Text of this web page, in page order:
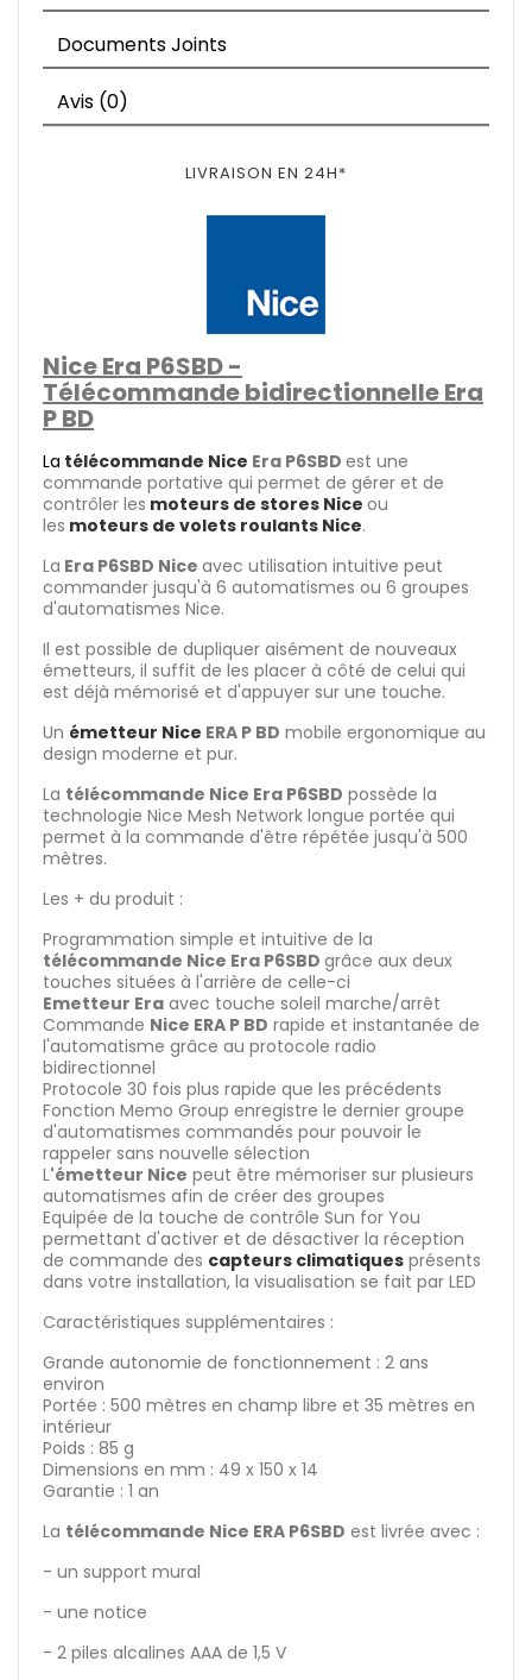
Documents Joints
Avis (0)
LIVRAISON EN 24H*
Nice Era P6SBD -
Télécommande bidirectionnelle Era
P BD
La télécommande Nice Era P6SBD est une
commande portative qui permet de gérer et de
contrôler les moteurs de stores Nice ou
les moteurs de volets roulants Nice.
La Era P6SBD Nice avec utilisation intuitive peut
commander jusqu'à 6 automatismes ou 6 groupes
d'automatismes Nice.
Il est possible de dupliquer aisément de nouveaux
émetteurs, il suffit de les placer à côté de celui qui
est déjà mémorisé et d'appuyer sur une touche.
Un émetteur Nice ERA P BD mobile ergonomique au
design moderne et pur.
La télécommande Nice Era P6SBD possède la
technologie Nice Mesh Network longue portée qui
permet à la commande d'être répétée jusqu'à 500
mètres.
Les + du produit :
Programmation simple et intuitive de la
télécommande Nice Era P6SBD grâce aux deux
touches situées à l'arrière de celle-ci
Emetteur Era avec touche soleil marche/arrêt
Commande Nice ERA P BD rapide et instantanée de
l'automatisme grâce au protocole radio
bidirectionnel
Protocole 30 fois plus rapide que les précédents
Fonction Memo Group enregistre le dernier groupe
d'automatismes commandés pour pouvoir le
rappeler sans nouvelle sélection
L'émetteur Nice peut être mémoriser sur plusieurs
automatismes afin de créer des groupes
Equipée de la touche de contrôle Sun for You
permettant d'activer et de désactiver la réception
de commande des capteurs climatiques présents
dans votre installation, la visualisation se fait par LED
Caractéristiques supplémentaires :
Grande autonomie de fonctionnement : 2 ans
environ
Portée : 500 mètres en champ libre et 35 mètres en
intérieur
Poids : 85 g
Dimensions en mm : 49 x 150 x 14
Garantie : 1 an
La télécommande Nice ERA P6SBD est livrée avec :
- un support mural
- une notice
- 2 piles alcalines AAA de 1,5 V